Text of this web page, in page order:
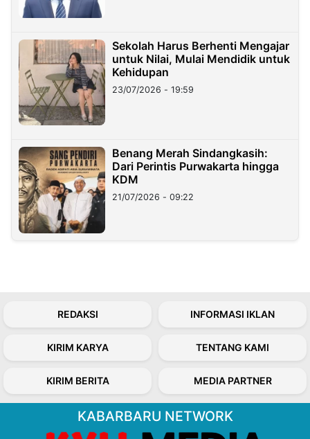
Sekolah Harus Berhenti Mengajar
untuk Nilai, Mulai Mendidik untuk
Kehidupan
23/07/2026 - 19:59
Benang Merah Sindangkasih:
Dari Perintis Purwakarta hingga
KDM
21/07/2026 - 09:22
REDAKSI INFORMASI IKLAN
KIRIM KARYA TENTANG KAMI
KIRIM BERITA MEDIA PARTNER
KABARBARU NETWORK